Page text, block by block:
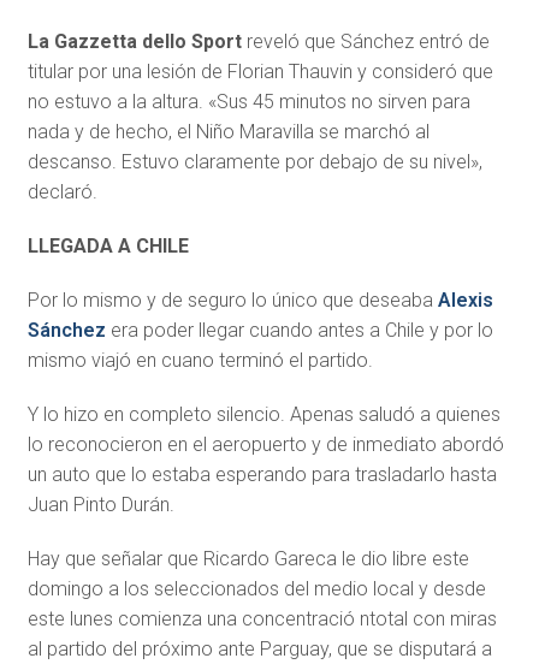
La Gazzetta dello Sportreveló que Sánchez entró de
titular por una lesión de Florian Thauvin y consideró que
no estuvo a la altura. «Sus 45 minutos no sirven para
nada y de hecho, el Niño Maravilla se marchó al
descanso. Estuvo claramente por debajo de su nivel»,
declaró.
LLEGADA A CHILE
Por lo mismo y de seguro lo único que deseaba Alexis
Sánchez era poder llegar cuando antes a Chile y por lo
mismo viajó en cuano terminó el partido.
Y lo hizo en completo silencio. Apenas saludó a quienes
lo reconocieron en el aeropuerto y de inmediato abordó
un auto que lo estaba esperando para trasladarlo hasta
Juan Pinto Durán.
Hay que señalar que Ricardo Gareca le dio libre este
domingo a los seleccionados del medio local y desde
este lunes comienza una concentració ntotal con miras
al partido del próximo ante Parguay, que se disputará a